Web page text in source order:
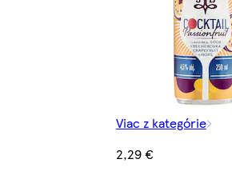
Viac z kategórie
2,29 €